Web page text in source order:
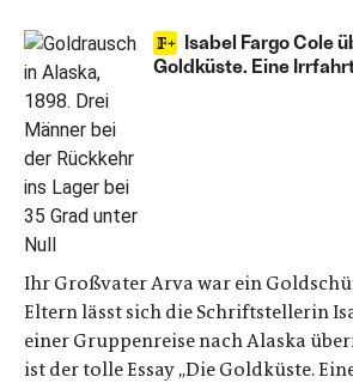
Isabel Fargo Cole
Goldküste. Eine
Ihr Großvater Arva war ein
Eltern lässt sich die Schriftstellerin
einer Gruppenreise nach Alaska
ist der tolle Essay „Die Goldküste.